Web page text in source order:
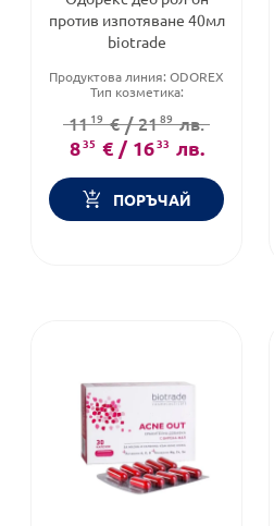
против изпотяване 40мл
biotrade
Продуктова линия:ODOREX
Тип козметика:
Форма на продукта:рол-он
1119 € / 2189 лв.
835 € / 1633 лв.
ПОРЪЧАЙ